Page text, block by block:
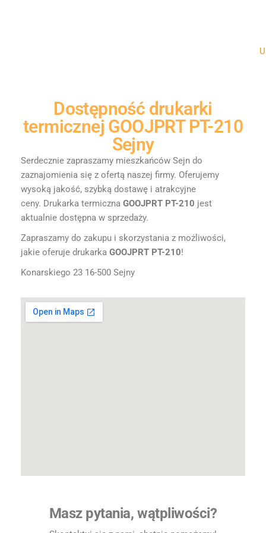
Dostępność drukarki
termicznej GOOJPRT PT-210
Sejny
Serdecznie zapraszamy mieszkańców Sejn do
zaznajomienia się z ofertą naszej firmy. Oferujemy
wysoką jakość, szybką dostawę i atrakcyjne
ceny. Drukarka termiczna GOOJPRT PT-210 jest
aktualnie dostępna w sprzedaży.
Zapraszamy do zakupu i skorzystania z możliwości,
jakie oferuje drukarka GOOJPRT PT-210!
Konarskiego 23 16-500 Sejny
Masz pytania, wątpliwości?